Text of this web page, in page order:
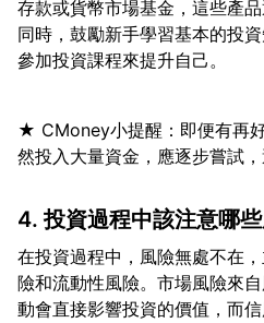
存款或貨幣市場基金，這些產
同時，鼓勵新手學習基本的投
★ CMoney小提醒：即便有再
4. 投資過程中該注意哪些
在投資過程中，風險無處不在
險和流動性風險。市場風險來
動會直接影響投資的價值，而